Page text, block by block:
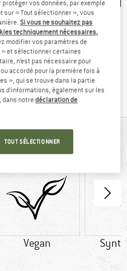
Trouve les infos sur la
les informations de
ShopsTrouve toutes les
Vegan
vos données, par exemple
sur « Tout sélectionner », vous
Si vous ne souhaitez pas
techniquement nécessaires,
modifier vos paramètres de
et sélectionner certaines
n’est pas nécessaire pour
accordé pour la première fois à
», qui se trouve dans la partie
d'informations, également sur les
dans notredéclaration de
TOUT SÉLECTIONNER